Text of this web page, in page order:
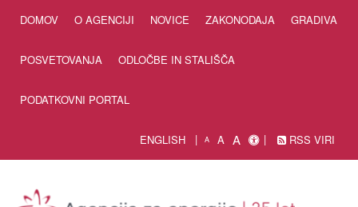
DOMOV O AGENCIJI NOVICE ZAKONODAJA GRADIVA
POSVETOVANJA ODLOČBE IN STALIŠČA
PODATKOVNI PORTAL
ENGLISH A A A RSS VIRI